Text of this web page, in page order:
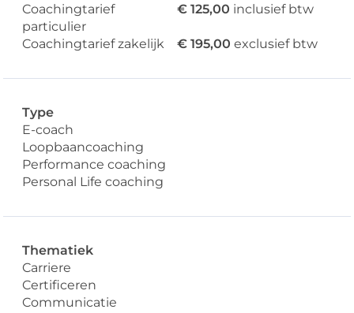
Coachingtarief
particulier
€ 125,00 inclusief btw
Coachingtarief zakelijk € 195,00 exclusief btw
Type
E-coach
Loopbaancoaching
Performance coaching
Personal Life coaching
Thematiek
Carriere
Certificeren
Communicatie